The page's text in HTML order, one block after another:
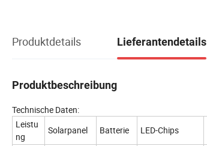
Produktdetails Lieferantendetails
Produktbeschreibung
Technische Daten:
Leistu
ng
Solarpanel Batterie LED-Chips